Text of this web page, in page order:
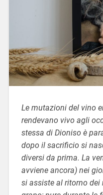
Le mutazioni del vino
rendevano vivo agli
stessa di Dioniso è
dopo il sacrificio si
diversi da prima. La
avviene ancora) nei
si assiste al ritorno